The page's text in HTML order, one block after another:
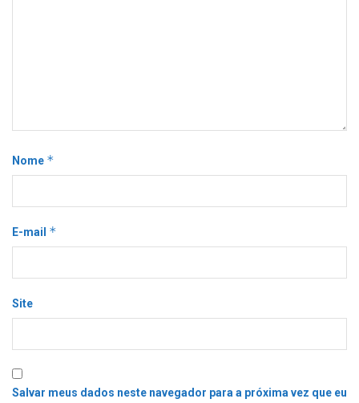
Nome *
E-mail *
Site
Salvar meus dados neste navegador para a próxima vez que eu